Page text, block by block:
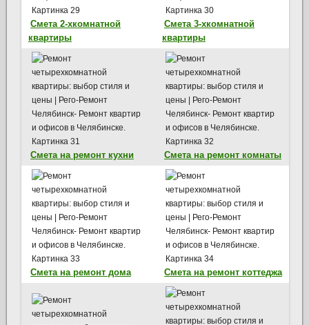
Смета 2-хкомнатной
квартиры
Смета 3-хкомнатной
квартиры
Смета на ремонт кухни Смета на ремонт комнаты
Смета на ремонт дома Смета на ремонт коттеджа